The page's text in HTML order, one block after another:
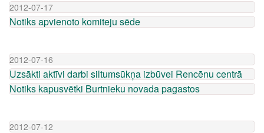
2012-07-17
Notiks apvienoto komiteju sēde
2012-07-16
Uzsākti aktīvi darbi siltumsūkņa izbūvei Rencēnu centrā
Notiks kapusvētki Burtnieku novada pagastos
2012-07-12